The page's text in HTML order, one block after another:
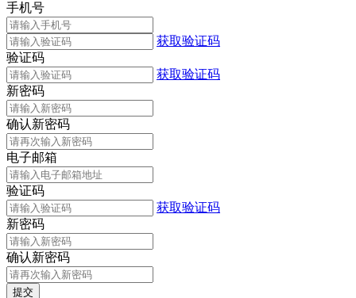
手机号
获取验证码
验证码
获取验证码
新密码
确认新密码
电子邮箱
验证码
获取验证码
新密码
确认新密码